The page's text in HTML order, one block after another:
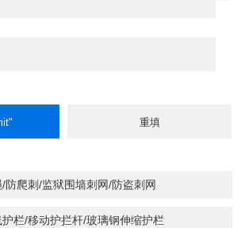
防爬刺/监狱围墙刺网/防盗刺网
栏/移动护拦杆/玻璃钢伸缩护栏